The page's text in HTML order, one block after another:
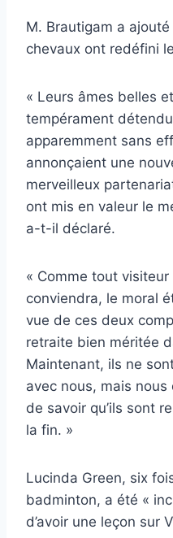
M. Brautigam a
chevaux ont redéfini
« Leurs âmes belles
tempérament
apparemment sans
annonçaient une
merveilleux
ont mis en valeur le
a-t-il déclaré.
« Comme tout
conviendra, le moral
vue de ces deux
retraite bien méritée
Maintenant, ils ne
avec nous, mais
de savoir qu’ils sont
la fin. »
Lucinda Green, six
badminton, a été «
d’avoir une leçon sur